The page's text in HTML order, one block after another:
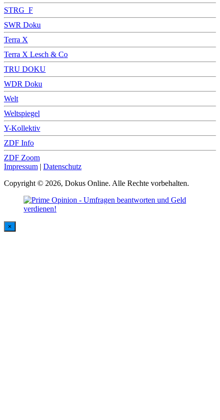
STRG_F
SWR Doku
Terra X
Terra X Lesch & Co
TRU DOKU
WDR Doku
Welt
Weltspiegel
Y-Kollektiv
ZDF Info
ZDF Zoom
Impressum | Datenschutz
Copyright © 2026, Dokus Online. Alle Rechte vorbehalten.
×